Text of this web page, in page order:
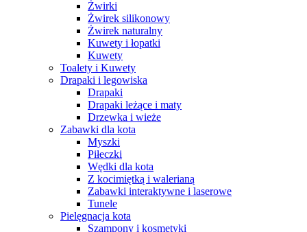
Żwirki
Żwirek silikonowy
Żwirek naturalny
Kuwety i łopatki
Kuwety
Toalety i Kuwety
Drapaki i legowiska
Drapaki
Drapaki leżące i maty
Drzewka i wieże
Zabawki dla kota
Myszki
Piłeczki
Wędki dla kota
Z kocimiętką i walerianą
Zabawki interaktywne i laserowe
Tunele
Pielęgnacja kota
Szampony i kosmetyki